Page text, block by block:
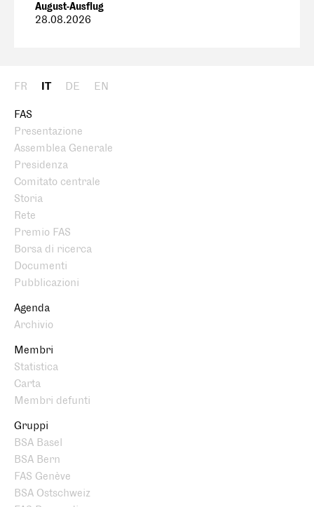
August-Ausflug
28.08.2026
FR IT DE EN
FAS
Presentazione
Assemblea Generale
Presidenza
Comitato centrale
Storia
Rete
Premio FAS
Borsa di ricerca
Documenti
Pubblicazioni
Agenda
Archivio
Membri
Statistica
Carta
Membri defunti
Gruppi
BSA Basel
BSA Bern
FAS Genève
BSA Ostschweiz